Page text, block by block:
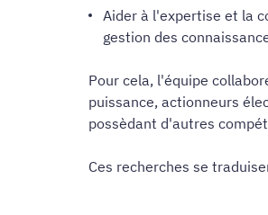
Aider à l'expertise et la
gestion des
Pour cela, l'équipe
puissance, actionneurs
possèdant d'autres
Ces recherches se